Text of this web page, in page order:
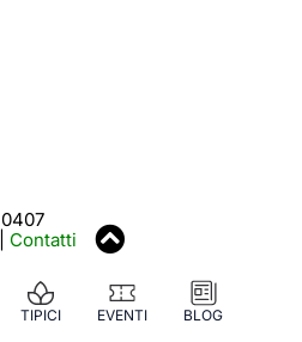
TIPICI EVENTI BLOG
Contatti